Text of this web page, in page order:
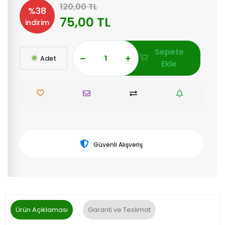
%38
indirim
120,00 TL
75,00 TL
Adet
Sepete
Ekle
Güvenli Alışveriş
Ürün Açıklaması Garanti ve Teslimat